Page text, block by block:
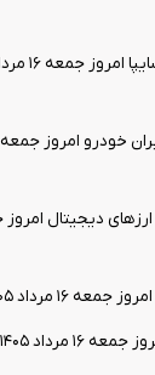
مرداد ۱۴۰۵ + جدول
۱۴۰۵ + جدول